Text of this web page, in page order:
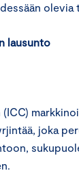
lausunto
joka